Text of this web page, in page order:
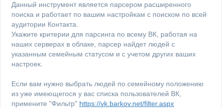
Данный инструмент является парсером расширенного
поиска и работает по вашим настройкам с поиском по всей
аудитории Контакта.
Укажите критерии для парсинга по всему ВК, работая на
наших серверах в облаке, парсер найдет людей с
указанным семейным статусом и с учетом других ваших
настроек.
Если вам нужно выбрать людей по семейному положению
из уже имеющегося у вас списка пользователей ВК,
примените "Фильтр" https://vk.barkov.net/filter.aspx